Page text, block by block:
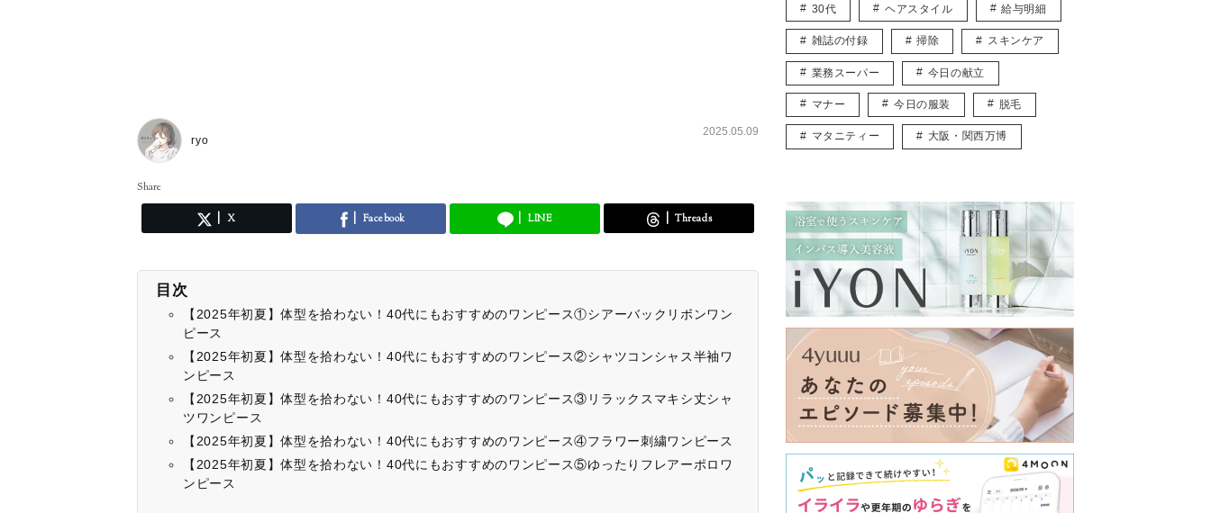
ryo
2025.05.09
Share
X Facebook LINE Threads
目次
【2025年初夏】体型を拾わない！40代にもおすすめのワンピース①シアーバックリボンワン
ピース
【2025年初夏】体型を拾わない！40代にもおすすめのワンピース②シャツコンシャス半袖ワ
ンピース
【2025年初夏】体型を拾わない！40代にもおすすめのワンピース③リラックスマキシ丈シャ
ツワンピース
【2025年初夏】体型を拾わない！40代にもおすすめのワンピース④フラワー刺繍ワンピース
【2025年初夏】体型を拾わない！40代にもおすすめのワンピース⑤ゆったりフレアーポロワ
ンピース
30代 ヘアスタイル 給与明細
雑誌の付録 掃除 スキンケア
業務スーパー 今日の献立
マナー 今日の服装 脱毛
マタニティー 大阪・関西万博